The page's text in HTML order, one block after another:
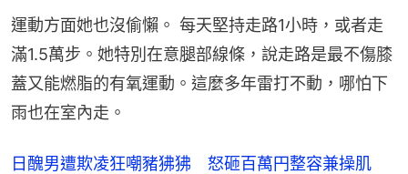
運動方面她也沒偷懶。 每天堅持走路1小時，或者走
滿1.5萬步。她特別在意腿部線條，說走路是最不傷膝
蓋又能燃脂的有氧運動。這麼多年雷打不動，哪怕下
雨也在室內走。
日醜男遭欺凌狂嘲豬狒狒 怒砸百萬円整容兼操肌